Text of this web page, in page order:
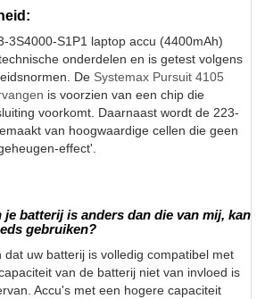
3S4000-S1P1 laptop accu (4400mAh)
onderdelen en is getest volgens
De Systemax Pursuit 4105
is voorzien van een chip die
voorkomt. Daarnaast wordt de 223-
van hoogwaardige cellen die geen
effect'.
je batterij is anders dan die van mij, kan
gebruiken?
dat uw batterij is volledig compatibel met
van de batterij niet van invloed is
Accu's met een hogere capaciteit